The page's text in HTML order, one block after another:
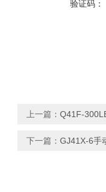
验证码：
上一篇： Q41F-
下一篇： GJ41X-6手